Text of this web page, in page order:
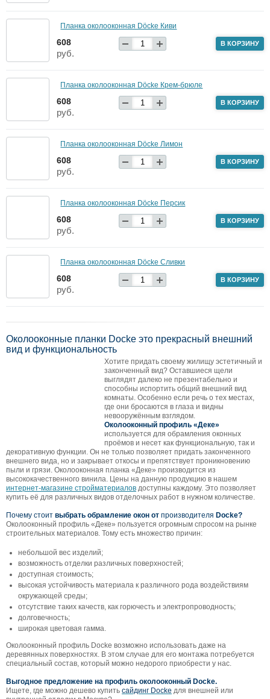
Планка околооконная Döcke Киви
608
руб.
В КОРЗИНУ
Планка околооконная Döcke Крем-брюле
608
руб.
В КОРЗИНУ
Планка околооконная Döcke Лимон
608
руб.
В КОРЗИНУ
Планка околооконная Döcke Персик
608
руб.
В КОРЗИНУ
Планка околооконная Döcke Сливки
608
руб.
В КОРЗИНУ
Околооконные планки Docke это прекрасный внешний
вид и функциональность
Хотите придать своему жилищу эстетичный и
законченный вид? Оставшиеся щели
выглядят далеко не презентабельно и
способны испортить общий внешний вид
комнаты. Особенно если речь о тех местах,
где они бросаются в глаза и видны
невооружённым взглядом.
Околооконный профиль «Деке»
используется для обрамления оконных
проёмов и несет как функциональную, так и
декоративную функции. Он не только позволяет придать законченного
внешнего вида, но и закрывает откосы и препятствует проникновению
пыли и грязи. Околооконная планка «Деке» производится из
высококачественного винила. Цены на данную продукцию в нашем
интернет-магазине стройматериалов доступны каждому. Это позволяет
купить её для различных видов отделочных работ в нужном количестве.
Почему стоит выбрать обрамление окон от производителя Docke?
Околооконный профиль «Деке» пользуется огромным спросом на рынке
строительных материалов. Тому есть множество причин:
небольшой вес изделий;
возможность отделки различных поверхностей;
доступная стоимость;
высокая устойчивость материала к различного рода воздействиям
окружающей среды;
отсутствие таких качеств, как горючесть и электропроводность;
долговечность;
широкая цветовая гамма.
Околооконный профиль Docke возможно использовать даже на
деревянных поверхностях. В этом случае для его монтажа потребуется
специальный состав, который можно недорого приобрести у нас.
Выгодное предложение на профиль околооконный Docke.
Ищете, где можно дешево купить сайдинг Docke для внешней или